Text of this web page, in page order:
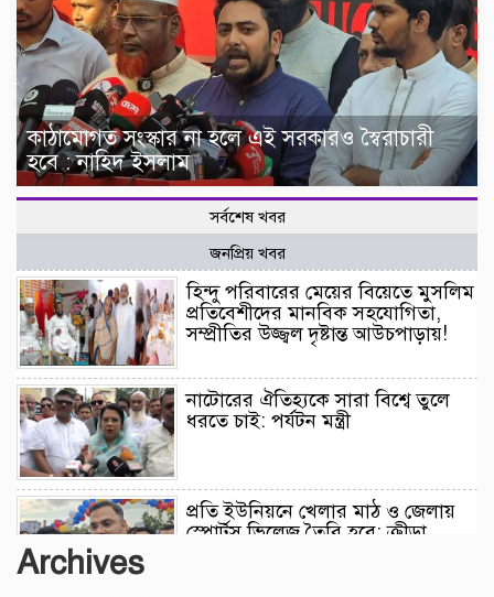
কাঠামোগত সংস্কার না হলে এই সরকারও স্বৈরাচারী
হবে : নাহিদ ইসলাম
সর্বশেষ খবর
জনপ্রিয় খবর
হিন্দু পরিবারের মেয়ের বিয়েতে মুসলিম
প্রতিবেশীদের মানবিক সহযোগিতা,
সম্প্রীতির উজ্জ্বল দৃষ্টান্ত আউচপাড়ায়!
নাটোরের ঐতিহ্যকে সারা বিশ্বে তুলে
ধরতে চাই: পর্যটন মন্ত্রী
প্রতি ইউনিয়নে খেলার মাঠ ও জেলায়
স্পোর্টস ভিলেজ তৈরি হবে: ক্রীড়া
Archives